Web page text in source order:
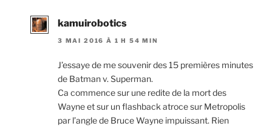
kamuirobotics
3 MAI 2016 À 1 H 54 MIN
J’essaye de me souvenir des 15 premières minutes
de Batman v. Superman.
Ca commence sur une redite de la mort des
Wayne et sur un flashback atroce sur Metropolis
par l’angle de Bruce Wayne impuissant. Rien